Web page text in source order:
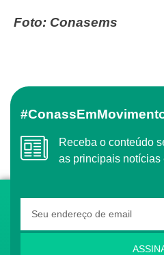
Foto: Conasems
Receba o conteúdo semanal do Conass com
as principais notícias